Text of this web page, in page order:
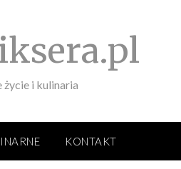
życie i kulinaria
KONTAKT